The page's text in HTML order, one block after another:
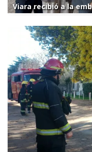
Viara recibió a la